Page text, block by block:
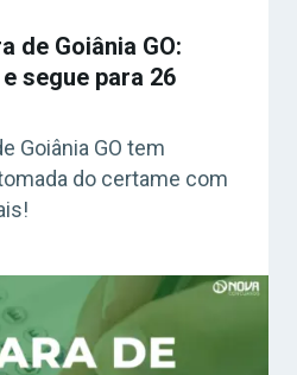
de Goiânia GO:
segue para 26
Goiânia GO tem
do certame com